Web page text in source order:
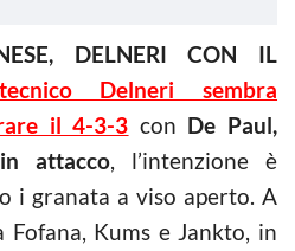
DELNERI CON IL
Delneri sembra
il 4-3-3 con De Paul,
attacco, l’intenzione è
i granata a viso aperto. A
Fofana, Kums e Jankto, in